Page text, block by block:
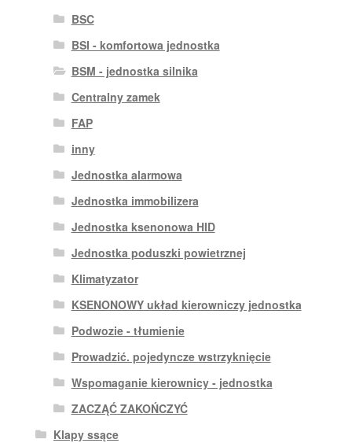
BSC
BSI - komfortowa jednostka
BSM - jednostka silnika
Centralny zamek
FAP
inny
Jednostka alarmowa
Jednostka immobilizera
Jednostka ksenonowa HID
Jednostka poduszki powietrznej
Klimatyzator
KSENONOWY układ kierowniczy jednostka
Podwozie - tłumienie
Prowadzić. pojedyncze wstrzyknięcie
Wspomaganie kierownicy - jednostka
ZACZĄĆ ZAKOŃCZYĆ
Klapy ssące